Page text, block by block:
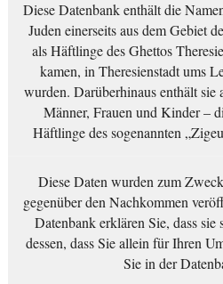
Diese Datenbank enthält die
Juden einerseits aus dem Gebiet
als Häftlinge des Ghettos
kamen, in Theresienstadt ums
wurden. Darüberhinaus enthält
Männer, Frauen und Kinder –
Häftlinge des sogenannten
Diese Daten wurden zum
gegenüber den Nachkommen
Datenbank erklären Sie, dass sie
dessen, dass Sie allein für Ihren
Sie in der